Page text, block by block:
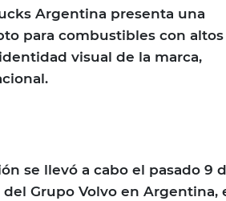
Argentina presenta una
para combustibles con altos
visual de la marca,
se llevó a cabo el pasado 9
Grupo Volvo en Argentina,